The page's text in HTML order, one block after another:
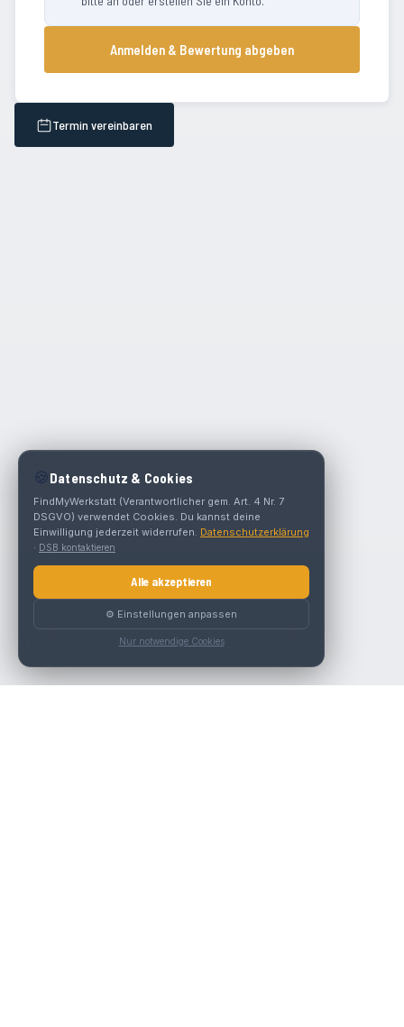
Anmelden & Bewertung abgeben
Termin vereinbaren
🍪 Datenschutz & Cookies
FindMyWerkstatt (Verantwortlicher gem. Art. 4 Nr. 7
DSGVO) verwendet Cookies. Du kannst deine
Einwilligung jederzeit widerrufen. Datenschutzerklärung
· DSB kontaktieren
Alle akzeptieren
⚙️ Einstellungen anpassen
Nur notwendige Cookies